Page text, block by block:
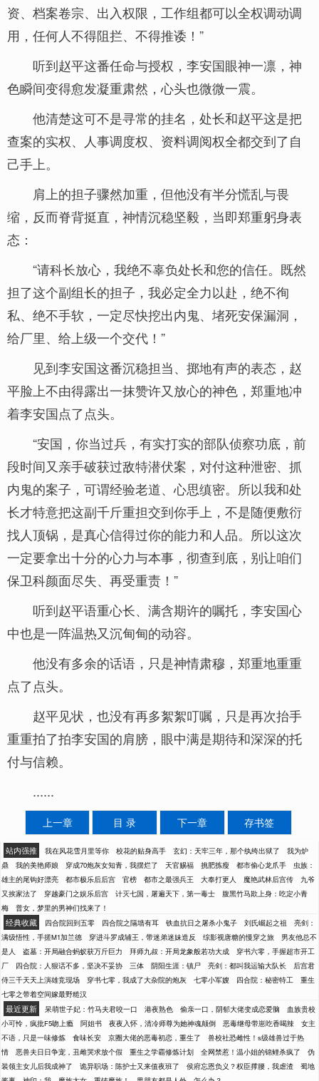
资、档案卷宗、出入权限，工作组都可以全权调动调
用，任何人不得阻拦、不得推诿！”
听到赵平这番任命与授权，李安国眼神一凛，神
色瞬间变得愈发凝重肃然，心头也微微一震。
他清楚这可不是寻常的挂名，处长和赵平这是把
查案的实权、人事调度权、资料调阅权全都交到了自
己手上。
肩上的担子骤然加重，但他没有半分慌乱与畏
缩，反而脊背挺直，神情沉稳坚毅，当即郑重躬身表
态：
“请科长放心，我绝不辜负处长和您的信任。既然
担了这个副组长的担子，我必定全力以赴，绝不徇
私、绝不手软，一定尽快挖出内鬼、堵死安保漏洞，
给厂里、给上级一个交代！”
见到李安国这番沉稳担当、掷地有声的表态，赵
平脸上不由得露出一抹赞许又放心的神色，郑重地冲
着李安国点了点头。
“安国，你当过兵，有实打实的部队侦察功底，前
段时间又亲手破获过敌特潜伏案，对付这种泄密、抓
内鬼的案子，可谓经验老道、心思缜密。所以我和处
长才特意把这副千斤重担交到你手上，不是随便敷衍
找人顶锅，是真心信得过你的能力和人品。所以这次
一定要拿出十分的心力与本事，彻查到底，别让咱们
保卫科颜面尽失、再受重责！”
听到赵平语重心长、满含期许的嘱托，李安国心
中也是一阵温热又沉甸甸的动容。
他没有多余的话语，只是神情肃穆，郑重地重重
点了点头。
赵平见状，也没有再多絮絮叮嘱，只是再次抬手
重重拍了拍李安国的肩膀，眼中满是期待和深深的托
付与信赖。
......
上一章 目 录 下一章 存书签
站内强推 我在风花雪月里等你 校花的贴身高手 玄幻：天牢三年，那个纨绔出狱了
我为炉
鼎
我的美艳师娘 穿成70炮灰女知青，我摆烂了 天官赐福 挑肥拣瘦 都市偷心龙爪手
虫族：
雄主的尾钩好漂亮
都市极乐后后宫 官榜 都市之最强兵王 大奉打更人 魔艳武林后宫传
九爷
又挨家法了
穿越豪门之娱乐后宫 计灭七国，屠遍天下，第一毒士
腹黑竹马欺上身：吃定小青
梅
普女，梦里的男神们找来了！
经典收藏 四合院回到五零 四合院之隔墙有耳 铁血抗日之屠杀小鬼子 刘氏崛起之祖
亮剑：
满级悟性，手搓M1加兰德
穿进斗罗成辅王，带迷弟迷妹造反 综影视唐糖的慢穿之旅
男友他总不
是人
盗墓：开局融合蚂蚁获万斤巨力 拜师九叔：开局龙象般若功大成
穿书六零，手握超市开工
厂
四合院：人狠话不多，坚决不妥协 三体 阴阳生涯：镇尸 亮剑：都叫我运输大队长
后宫君
侍三千天天上演雄竞现场
穿书七零，我成了大杂院的炮灰 七零小军嫂 四合院：秘密特工
重生
七零之带着空间嫁最野糙汉
最近更新 呆萌世子妃：竹马夫君咬一口 港夜熟色 偷亲一口，阴郁大佬变成恋爱脑
血族贵校
小可怜，疯批F5吻上瘾
阿姐书 夜夜入怀，清冷师尊为她神魂颠倒 恶毒继母带崽吃香喝辣
女主
不语，只是一味修炼
食味长安 京圈大佬的恶毒初恋，重生了
兽校社恐雌性！s级雄兽过于热
情
恶兽夫日日争宠，丑雌哭求放个假 重生之学霸修炼计划 全网禁惹！温小姐的锦鲤杀疯了
伪
装领主女儿后我成神了
诡异职场：陈护士又来值夜班了 侯府忘恩负义？权臣撑腰，我虐渣
蜀地